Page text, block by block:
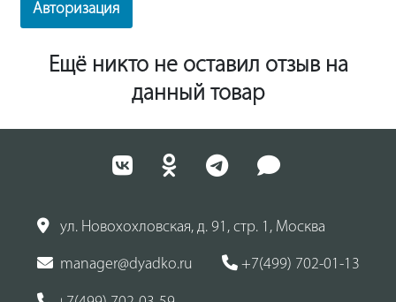
Авторизация
Ещё никто не оставил отзыв на
данный товар
ул. Новохохловская, д. 91, стр. 1, Москва
manager@dyadko.ru +7(499) 702-01-13